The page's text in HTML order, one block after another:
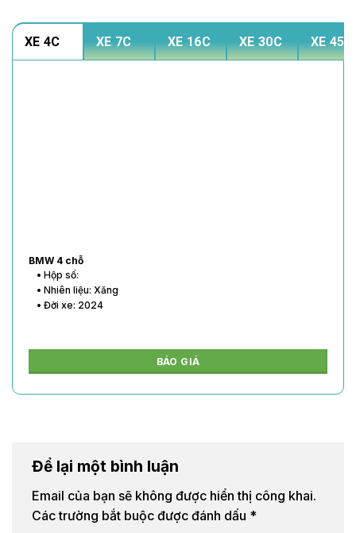
XE 4C XE 7C XE 16C XE 30C XE 45C
BMW 4 chỗ
• Hộp số:
• Nhiên liệu: Xăng
• Đời xe: 2024
BÁO GIÁ
Để lại một bình luận
Email của bạn sẽ không được hiển thị công khai.
Các trường bắt buộc được đánh dấu *